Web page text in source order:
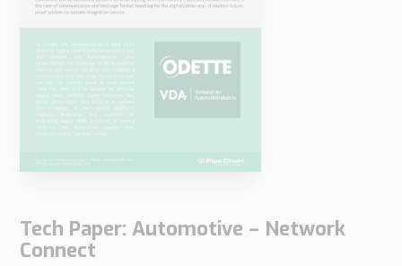
Tech Paper: Automotive – Network
Connect
De behövs
för att
webbplatsen
ska fungera.
Statistik
förbättra